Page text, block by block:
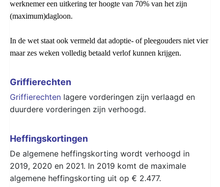
werknemer een uitkering ter hoogte van 70% van het zijn
(maximum)dagloon.
In de wet staat ook vermeld dat adoptie- of pleegouders niet vier
maar zes weken volledig betaald verlof kunnen krijgen.
Griffierechten
Griffierechten lagere vorderingen zijn verlaagd en
duurdere vorderingen zijn verhoogd.
Heffingskortingen
De algemene heffingskorting wordt verhoogd in
2019, 2020 en 2021. In 2019 komt de maximale
algemene heffingskorting uit op € 2.477.